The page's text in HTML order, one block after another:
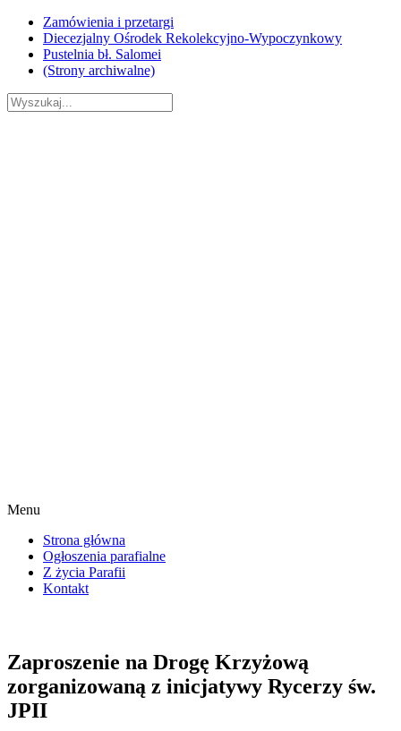
Skip
content
Zamówienia i przetargi
Diecezjalny Ośrodek Rekolekcyjno-Wypoczynkowy
Pustelnia bł. Salomei
(Strony archiwalne)
Menu
Strona główna
Ogłoszenia parafialne
Z życia Parafii
Kontakt
Zaproszenie na Drogę Krzyżową
zorganizowaną z inicjatywy Rycerzy św.
JPII